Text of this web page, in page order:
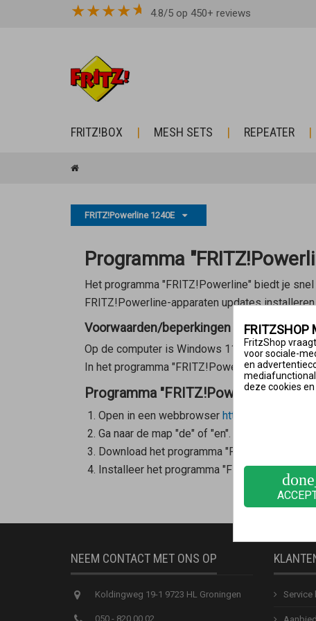
★★★★ 4.8/5 op 450+ reviews
FRITZ!BOX MESH SETS REPEATER
FRITZ!Powerline 1240E
Programma
Het programma "FRITZ!Powerline" biedt je
FRITZ!Powerline-apparaten updates
Voorwaarden/beperkingen
Op de computer is Windows 11, Windows 10
In het programma "FRITZ!Powerline" kunnen
Programma "FRITZ!Powerline"
Open in een webbrowser https://
Ga naar de map "de" of "en".
Download het programma
Installeer het programma
NEEM CONTACT MET ONS OP
Koldingweg 19-1 9723 HL Groningen
050 - 820 00 02
Service
FRITZSHOP
FritzShop
voor sociale-
en
deze cookies